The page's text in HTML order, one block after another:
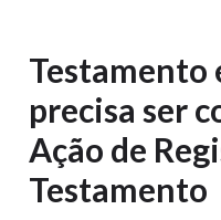
Testamento
precisa ser
Ação de
Testamento